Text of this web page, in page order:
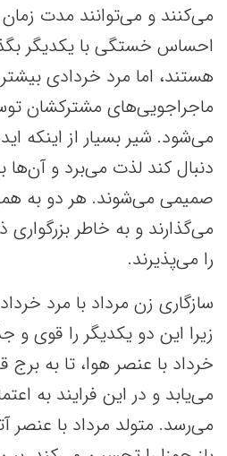
می‌کنند و می‌توانند مدت
احساس خستگی با یکدیگر
هستند، اما مرد خردادی
ماجراجویی‌های مشترکشان
می‌شود. شیر بسیار از اینکه
دنبال کند لذت می‌برد و
صمیمی می‌شوند. هر دو به
می‌گذارند و به خاطر
را می‌پذیرند.
سازگاری زن مرداد با مرد
زیرا این دو یکدیگر را قوی و
خرداد با عنصر هوا، تا به برج
می‌یابد و در این فرایند به
می‌رسد. متولد مرداد با